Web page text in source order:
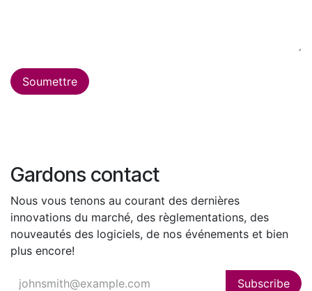
Soumettre
Gardons contact
Nous vous tenons au courant des dernières
innovations du marché, des règlementations, des
nouveautés des logiciels, de nos événements et bien
plus encore!
Subscribe